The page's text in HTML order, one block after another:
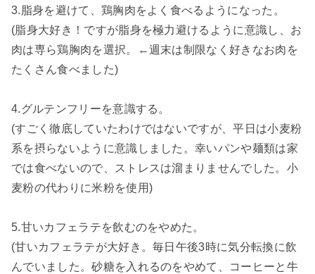
3.脂身を避けて、鶏胸肉をよく食べるようになった。
(脂身大好き！ですが脂身を極力避けるように意識し、お
肉は専ら鶏胸肉を選択。←週末は制限なく好きなお肉を
たくさん食べました)
4.グルテンフリーを意識する。
(すごく徹底していたわけではないですが、平日は小麦粉
系を摂らないように意識しました。幸いパンや麺類は家
では食べないので、ストレスは溜まりませんでした。小
麦粉の代わりに米粉を使用)
5.甘いカフェラテを飲むのをやめた。
(甘いカフェラテが大好き。毎日午後3時に気分転換に飲
んでいました。砂糖を入れるのをやめて、コーヒーと牛